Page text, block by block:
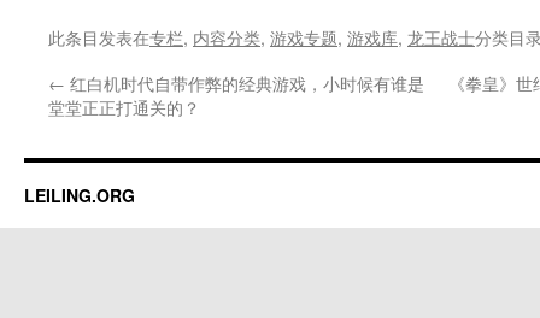
此条目发表在专栏, 内容分类, 游戏专题, 游戏库, 龙王战士分类目
← 红白机时代自带作弊的经典游戏，小时候有谁是
堂堂正正打通关的？
《拳皇》
LEILING.ORG